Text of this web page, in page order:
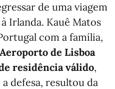
de uma viagem
Irlanda. Kauê Matos
com a família,
de Lisboa
residência válido,
defesa, resultou da